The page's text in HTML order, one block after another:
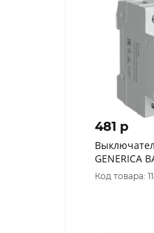
481 p
GENERICA
4.5кА
Код товара: